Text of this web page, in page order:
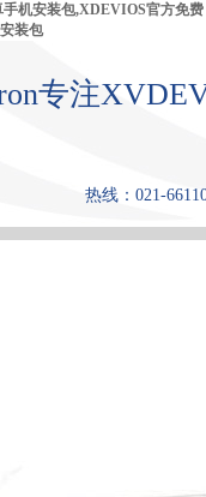
机安装包,XDEVIOS官方免费
装包
专注
热线：021-
产品中心 张力仪